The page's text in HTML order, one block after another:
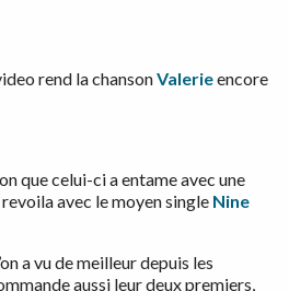
rend la chansonValerieencore
que celui-ci a entame avec une
avec le moyen single Nine
a vu de meilleur depuis les
aussi leur deux premiers,